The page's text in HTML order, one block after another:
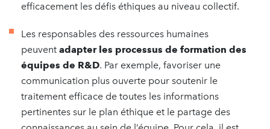
efficacement les défis éthiques au niveau collectif.
Les responsables des ressources humaines
peuvent adapter les processus de formation des
équipes de R&D. Par exemple, favoriser une
communication plus ouverte pour soutenir le
traitement efficace de toutes les informations
pertinentes sur le plan éthique et le partage des